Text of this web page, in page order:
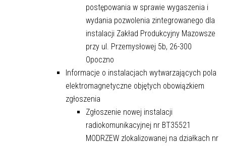
postępowania w sprawie wygaszenia i
wydania pozwolenia zintegrowanego dla
instalacji Zakład Produkcyjny Mazowsze
przy ul. Przemysłowej 5b, 26-300
Opoczno
Informacje o instalacjach wytwarzających pola
elektromagnetyczne objętych obowiązkiem
zgłoszenia
Zgłoszenie nowej instalacji
radiokomunikacyjnej nr BT35521
MODRZEW zlokalizowanej na działkach nr